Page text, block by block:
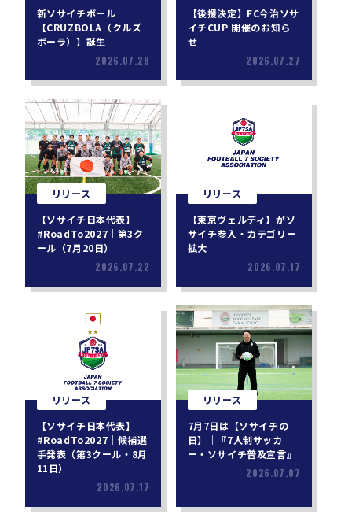
新ソサイチボール
【CRUZBOLA（クルズ
ボーラ）】誕生
2026.07.28
【後援決定】FC今治ソサ
イチCUP 開催のお知ら
せ
2026.07.27
リリース
【ソサイチ日本代表】
#RoadTo2027｜第3ク
ール（7月20日）
2026.07.22
リリース
【東京ヴェルディ】がソ
サイチ参入・カテゴリー
拡大
2026.07.17
リリース
【ソサイチ日本代表】
#RoadTo2027｜候補選
手発表（第3クール・8月
11日）
2026.07.17
リリース
7月7日は【ソサイチの
日】｜『7人制サッカ
ー・ソサイチ普及宣言』
2026.07.07